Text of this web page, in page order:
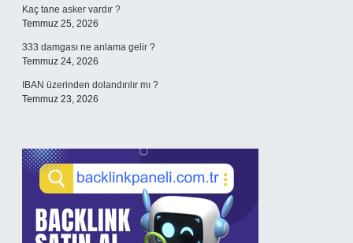
Kaç tane asker vardır ?
Temmuz 25, 2026
333 damgası ne anlama gelir ?
Temmuz 24, 2026
IBAN üzerinden dolandırılır mı ?
Temmuz 23, 2026